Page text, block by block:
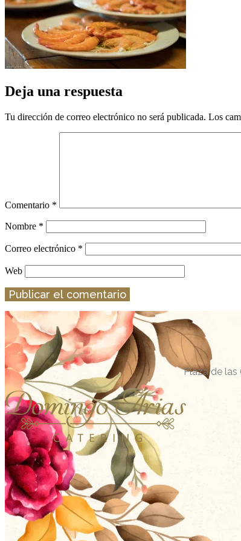
Deja una respuesta
Tu dirección de correo electrónico no será publicada. Los
Comentario *
Nombre *
Correo electrónico *
Web
Plaza de las